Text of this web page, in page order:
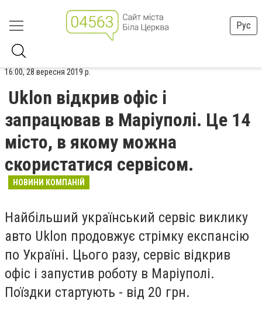
Рус
16:00, 28 вересня 2019 р.
Uklon відкрив офіс і
запрацював в Маріуполі. Це 14
місто, в якому можна
скористатися сервісом.
НОВИНИ КОМПАНІЙ
Найбільший український сервіс виклику
авто Uklon продовжує стрімку експансію
по Україні. Цього разу, сервіс відкрив
офіс і запустив роботу в Маріуполі.
Поїздки стартують - від 20 грн.